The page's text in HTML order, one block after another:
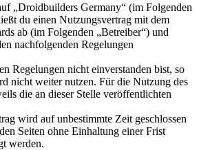
„Droidbuilders Germany“ (im Folgenden
du einen Nutzungsvertrag mit dem
ab (im Folgenden „Betreiber“) und
nachfolgenden Regelungen
Regelungen nicht einverstanden bist, so
nicht weiter nutzen. Für die Nutzung des
die an dieser Stelle veröffentlichten
wird auf unbestimmte Zeit geschlossen
Seiten ohne Einhaltung einer Frist
werden.